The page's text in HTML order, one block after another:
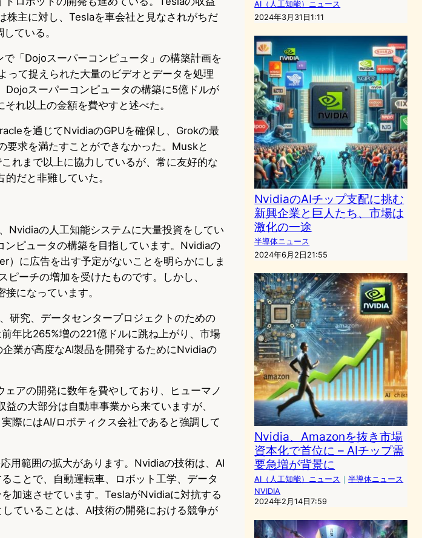
主に対し、Teslaを車会社と見なされがちだ
ている。
「Dojoスーパーコンピュータ」の構築計画を
って捉えられた大量のビデオとデータを処理
スーパーコンピュータの構築に5億ドルが
れ以上の金額を費やすと述べた。
を通じてNvidiaのGPUを確保し、Grokの最
求を満たすことができなかった。Muskと
れまで以上に協力しているが、常に友好的な
だと非難していた。
Nvidiaの人工知能システムに大量投資をしてい
ピュータの構築を目指しています。Nvidiaの
に広告を出す予定がないことを明らかにしま
ーチの増加を受けたものです。しかし、
になっています。
研究、データセンタープロジェクトのための
年比265%増の221億ドルに跳ね上がり、市場
業が高度なAI製品を開発するためにNvidiaの
アの開発に数年を費やしており、ヒューマノ
の大部分は自動車事業から来ていますが、
際にはAI/ロボティクス会社であると強調して
用範囲の拡大があります。Nvidiaの技術は、AI
ことで、自動運転車、ロボット工学、データ
加速させています。TeslaがNvidiaに対抗する
ていることは、AI技術の開発における競争が
AI（人工知能）ニュース
2024年3月31日1:11
NvidiaのAIチップ支配に挑む
新興企業と巨人たち、市場は
激化の一途
半導体ニュース
2024年6月2日21:55
Nvidia、Amazonを抜き市場
資本化で首位に – AIチップ需
要急増が背景に
AI（人工知能）ニュース ｜半導体ニュース
NVIDIA
2024年2月14日7:59